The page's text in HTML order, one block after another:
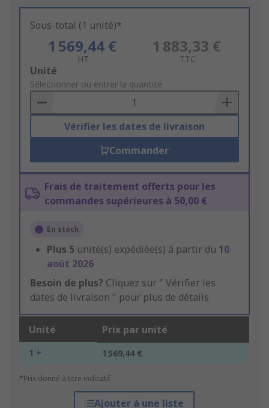
Sous-total (1 unité)*
1 569,44 €
HT
1 883,33 €
TTC
Add
to
Basket
Unité
Sélectionner ou entrer la quantité
Vérifier les dates de livraison
Commander
Frais de traitement offerts pour les
commandes supérieures à 50,00 €
En stock
Plus 5 unité(s) expédiée(s) à partir du 10
août 2026
Besoin de plus? Cliquez sur " Vérifier les
dates de livraison " pour plus de détails
Unité Prix par unité
1 + 1 569,44 €
*Prix donné à titre indicatif
Ajouter à une liste